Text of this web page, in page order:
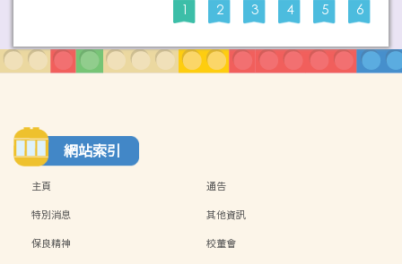
1 2 3 4 5 6
網站索引
主頁
通告
特別消息
其他資訊
保良精神
校董會